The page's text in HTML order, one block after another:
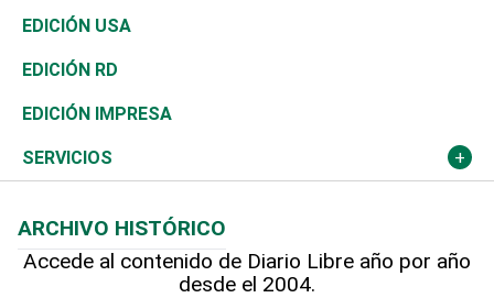
Reportajes
África
Ocenanía
Caribe
Resto del mundo
Vivienda
Telecom.
Global y variable
Economía personal
Buena Vida
Sociales
Novedades
Podcast Arte Libre
Hablando con el pediatra
Ciclismo
Tenis
Olimpismo
Más deportes
Línea de hit
En Directo
El Espía
Noticiero Poteleche
Columnistas
Más firmas
Tecnología
Historia
Martes de tecnología
Cambio climático
Economía
Revista
Deportes
Opinión
Hecho en casa
EDICIÓN USA
EDICIÓN RD
EDICIÓN IMPRESA
SERVICIOS
Cumpleaños
ARCHIVO HISTÓRICO
Accede al contenido de Diario Libre año por año
desde el 2004.